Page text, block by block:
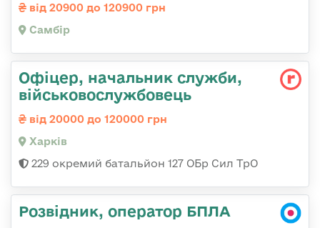
від 20900 до 120900 грн
Самбір
Офіцер, начальник служби,
військовослужбовець
від 20000 до 120000 грн
Харків
229 окремий батальйон 127 ОБр Сил ТрО
Розвідник, оператор БПЛА